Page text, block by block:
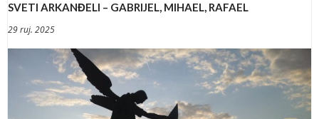
SVETI ARKANĐELI – GABRIJEL, MIHAEL, RAFAEL
29 ruj. 2025